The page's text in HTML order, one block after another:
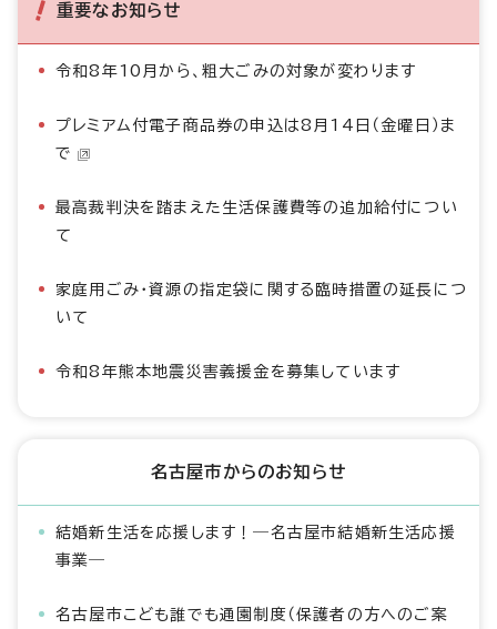
重要なお知らせ
令和8年10月から、粗大ごみの対象が変わります
プレミアム付電子商品券の申込は8月14日（金曜日）ま
で
最高裁判決を踏まえた生活保護費等の追加給付につい
て
家庭用ごみ・資源の指定袋に関する臨時措置の延長につ
いて
令和8年熊本地震災害義援金を募集しています
名古屋市からのお知らせ
結婚新生活を応援します！―名古屋市結婚新生活応援
事業―
名古屋市こども誰でも通園制度（保護者の方へのご案